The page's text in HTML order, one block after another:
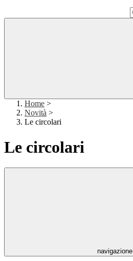
Home >
Novità >
Le circolari
Le circolari
navigazione